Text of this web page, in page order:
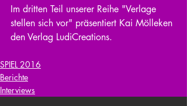
Im dritten Teil unserer Reihe "Verlage
stellen sich vor" präsentiert Kai Mölleken
den Verlag LudiCreations.
SPIEL 2016
Berichte
Interviews